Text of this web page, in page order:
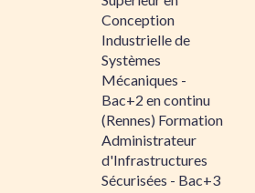
Conception
Industrielle de
Systèmes
Mécaniques -
Bac+2 en continu
(Rennes) Formation
Administrateur
d'Infrastructures
Sécurisées - Bac+3